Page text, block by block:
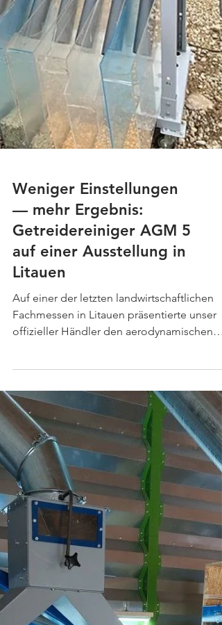
Weniger Einstellungen
— mehr Ergebnis:
Getreidereiniger AGM 5
Auf einer der letzten landwirtschaftlichen
Fachmessen in Litauen präsentierte unser
offizieller Händler den aerodynamischen
Getreidereiniger AGM 5, der sofort die
Aufmerksamkeit von Fachleuten und
Landwirten auf sich zog. Das Hauptmerkmal
der Maschine ist der Betrieb ohne
Siebe — die Reinigung erfolgt durch
Aerodynamik und präzise eingestellte
Luftströme. Für viele Besucher war dies eine
echte Innovation, da dieser Ansatz nicht nur
die Bedienung vereinfacht, sonder